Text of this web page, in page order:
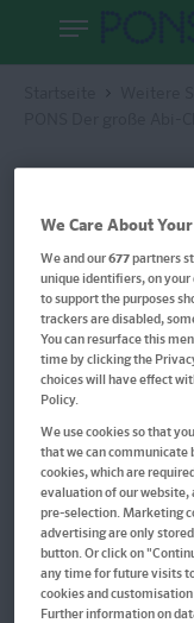
PONS
Geschichte
We Care About
We and our677partners
unique identifiers, on your
to support the purposes
trackers are disabled,
You can resurface this
time by clicking the
choices will have effect
Policy.
We use cookies so that
that we can communicate
cookies, which are
evaluation of our website,
pre-selection. Marketing
advertising are only
button. Or click on
any time for future visits
cookies and
Further information on